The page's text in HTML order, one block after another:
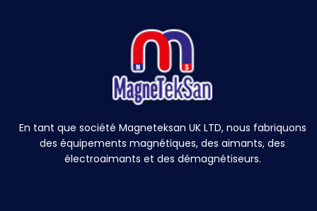
En tant que société Magneteksan UK LTD, nous fabriquons
des équipements magnétiques, des aimants, des
électroaimants et des démagnétiseurs.